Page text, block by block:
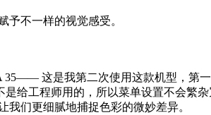
予不一样的视觉感受。
这是我第二次使用这款机型，第一
给工程师用的，所以菜单设置不会繁
们更细腻地捕捉色彩的微妙差异。